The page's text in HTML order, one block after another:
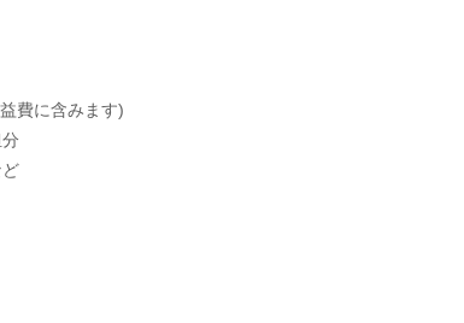
費に含みます)